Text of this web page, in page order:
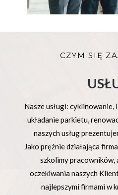
CZYM SIĘ
Nasze usługi:
układanie parkietu,
naszych usług
Jako prężnie działająca
szkolimy pracowników,
oczekiwania naszych
najlepszymi firmami w